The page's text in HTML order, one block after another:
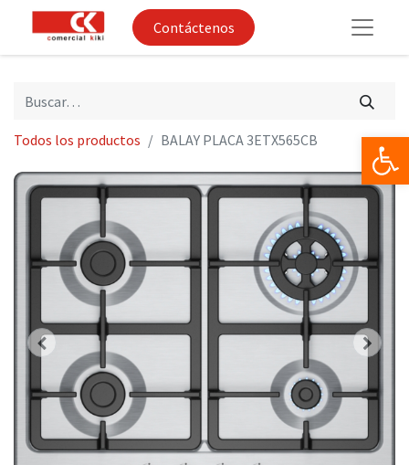
Contáctenos
Todos los productos BALAY PLACA 3ETX565CB